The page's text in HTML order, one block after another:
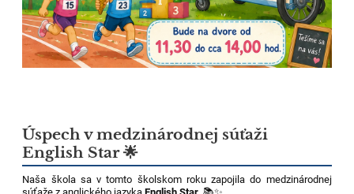
Úspech v medzinárodnej súťaži
English Star 🌟
Naša škola sa v tomto školskom roku zapojila do medzinárodnej